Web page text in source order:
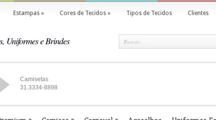
Estampas» Cores de Tecidos» Tipos de Tecidos Clientes
Uniformes e Brindes
Camisetas
31.3334-8898